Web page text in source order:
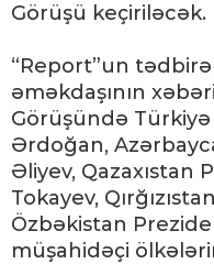
Görüşü keçiriləcək.
“Report”un
əməkdaşının
Görüşündə
Ərdoğan,
Əliyev, Qazaxıstan
Tokayev,
Özbəkistan
müşahidəçi